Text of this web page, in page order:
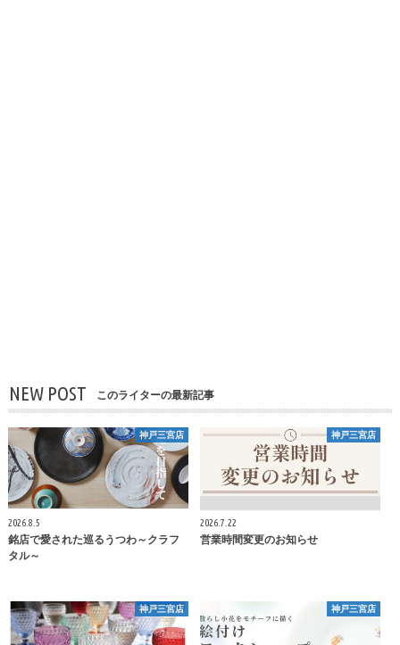
NEW POST このライターの最新記事
神戸三宮店
2026.8.5
銘店で愛された巡るうつわ～クラフ
タル～
神戸三宮店
2026.7.22
営業時間変更のお知らせ
神戸三宮店 神戸三宮店